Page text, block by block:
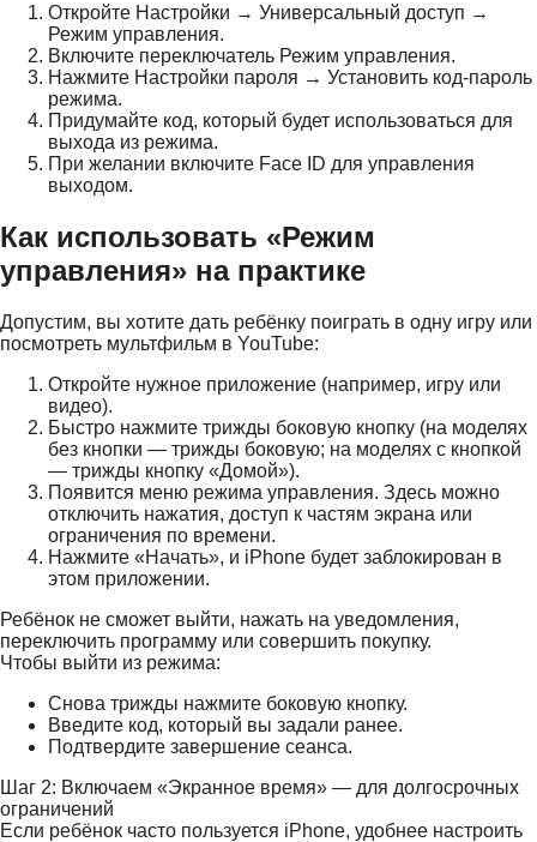
Откройте Настройки → Универсальный доступ →
Режим управления.
Включите переключатель Режим управления.
Нажмите Настройки пароля → Установить код-пароль
режима.
Придумайте код, который будет использоваться для
выхода из режима.
При желании включите Face ID для управления
выходом.
Как использовать «Режим
управления» на практике
Допустим, вы хотите дать ребёнку поиграть в одну игру или
посмотреть мультфильм в YouTube:
Откройте нужное приложение (например, игру или
видео).
Быстро нажмите трижды боковую кнопку (на моделях
без кнопки — трижды боковую; на моделях с кнопкой
— трижды кнопку «Домой»).
Появится меню режима управления. Здесь можно
отключить нажатия, доступ к частям экрана или
ограничения по времени.
Нажмите «Начать», и iPhone будет заблокирован в
этом приложении.
Ребёнок не сможет выйти, нажать на уведомления,
переключить программу или совершить покупку.
Чтобы выйти из режима:
Снова трижды нажмите боковую кнопку.
Введите код, который вы задали ранее.
Подтвердите завершение сеанса.
Шаг 2: Включаем «Экранное время» — для долгосрочных
ограничений
Если ребёнок часто пользуется iPhone, удобнее настроить